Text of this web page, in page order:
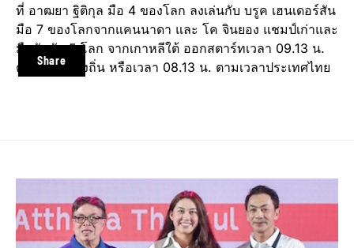
Share
ที่ อาฒยา ฐิติกุล มือ 4 ของโลก ลงเล่นกับ บรูค เฮนเดอร์สัน
มือ 7 ของโลกจากแคนนาดา และ โค จินยอง แชมป์เก่าและ
มืออันดับ 5 โลก จากเกาหลีใต้ ออกสตาร์ทเวลา 09.13 น.
ตามเวลาท้องถิ่น หรือเวลา 08.13 น. ตามเวลาประเทศไทย